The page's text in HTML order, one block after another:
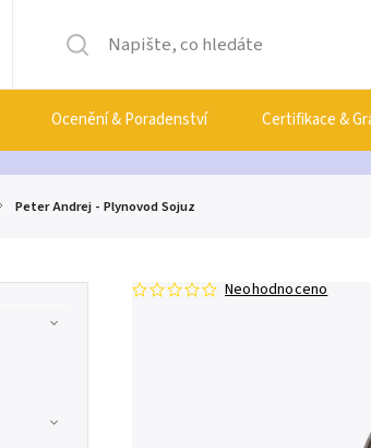
Ocenění & Poradenství Certifikace &
Peter Andrej - Plynovod Sojuz
Neohodnoceno